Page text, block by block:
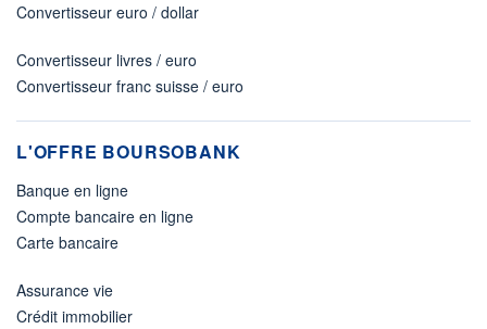
Convertisseur euro / dollar
Convertisseur livres / euro
Convertisseur franc suisse / euro
L'OFFRE BOURSOBANK
Banque en ligne
Compte bancaire en ligne
Carte bancaire
Assurance vie
Crédit immobilier